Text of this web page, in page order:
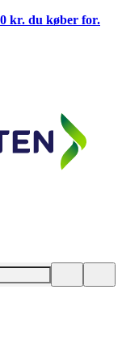
kr. du køber for.